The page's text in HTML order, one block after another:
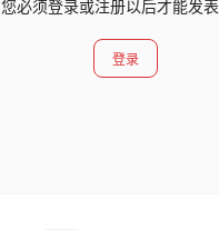
您必须登录或注册以后才能发
登录